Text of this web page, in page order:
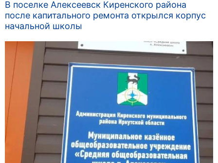
В поселке Алексеевск Киренского района
после капитального ремонта открылся корпус
начальной школы